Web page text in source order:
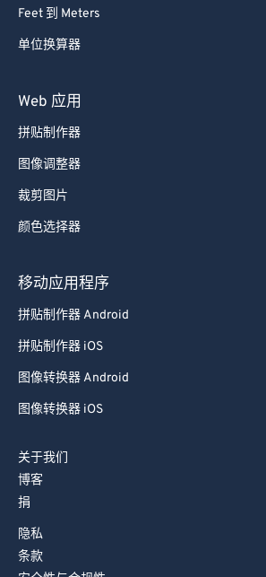
Feet 到 Meters
单位换算器
Web 应用
拼贴制作器
图像调整器
裁剪图片
颜色选择器
移动应用程序
拼贴制作器 Android
拼贴制作器 iOS
图像转换器 Android
图像转换器 iOS
关于我们
博客
捐
隐私
条款